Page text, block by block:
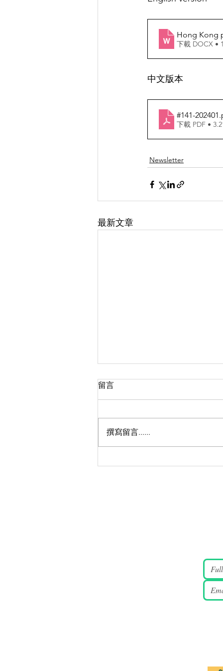
Hong Kong
下載 DOCX •
中文版本
#141-202401
下載 PDF •
Newsletter
最新文章
薪火 149期
留言
撰寫留言......